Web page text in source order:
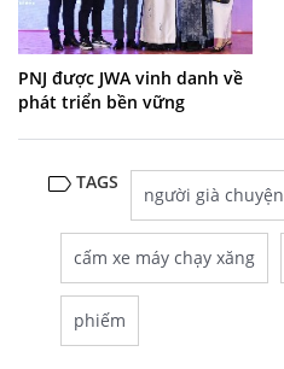
PNJ được JWA vinh danh về
phát triển bền vững
TAGS
người già chuyện
cấm xe máy chạy xăng
phiếm